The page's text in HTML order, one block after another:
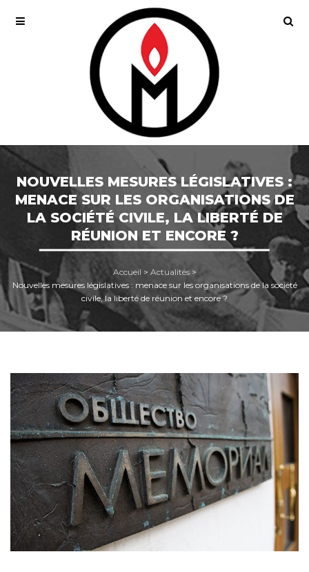
NOUVELLES MESURES LÉGISLATIVES :
MENACE SUR LES ORGANISATIONS DE
LA SOCIÉTÉ CIVILE, LA LIBERTÉ DE
RÉUNION ET ENCORE ?
Accueil > Actualités>
Nouvelles mesures législatives : menace sur les organisations de la société
civile, la liberté de réunion et encore ?